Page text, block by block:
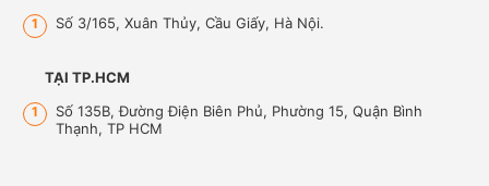
1 Số 3/165, Xuân Thủy, Cầu Giấy, Hà Nội.
TẠI TP.HCM
1
Số 135B, Đường Điện Biên Phủ, Phường 15, Quận Bình
Thạnh, TP HCM